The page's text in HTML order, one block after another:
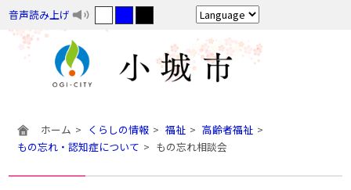
音声読み上げ
ホーム くらしの情報 福祉
高齢者福祉
もの忘れ・認知症について
もの忘れ相談会